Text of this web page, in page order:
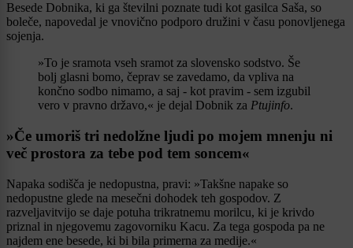
Besede Dobnika, ki ga številni poznate tudi kot gasilca Saša, so
boleče, napovedal je vnovično podporo družini v času ponovljenega
sojenja.
»To je sramota vseh sramot za slovensko sodstvo. Še
bolj glasni bomo, čeprav se zavedamo, da vpliva na
končno sodbo nimamo, a saj - kot pravim - sem izgubil
vero v pravno državo,« je dejal Dobnik za Ptujinfo.
»Če umoriš tri nedolžne ljudi po mojem mnenju ni
več prostora za tebe pod tem soncem«
Napaka sodišča je nedopustna, pravi: »Takšne napake so
nedopustne glede na mesečni dohodek teh gospodov. Z
razveljavitvijo se daje potuha trikratnemu morilcu, ki je krivdo
priznal in njegovemu zagovorniku Kacu. Za tega gospoda pa ne
najdem ene besede, ki bi bila primerna za medije.«